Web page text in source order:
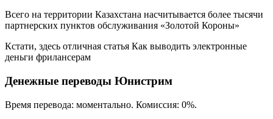
Всего на территории Казахстана насчитывается более тысячи
партнерских пунктов обслуживания «Золотой Короны»
Кстати, здесь отличная статья Как выводить электронные
деньги фрилансерам
Денежные переводы Юнистрим
Время перевода: моментально. Комиссия: 0%.